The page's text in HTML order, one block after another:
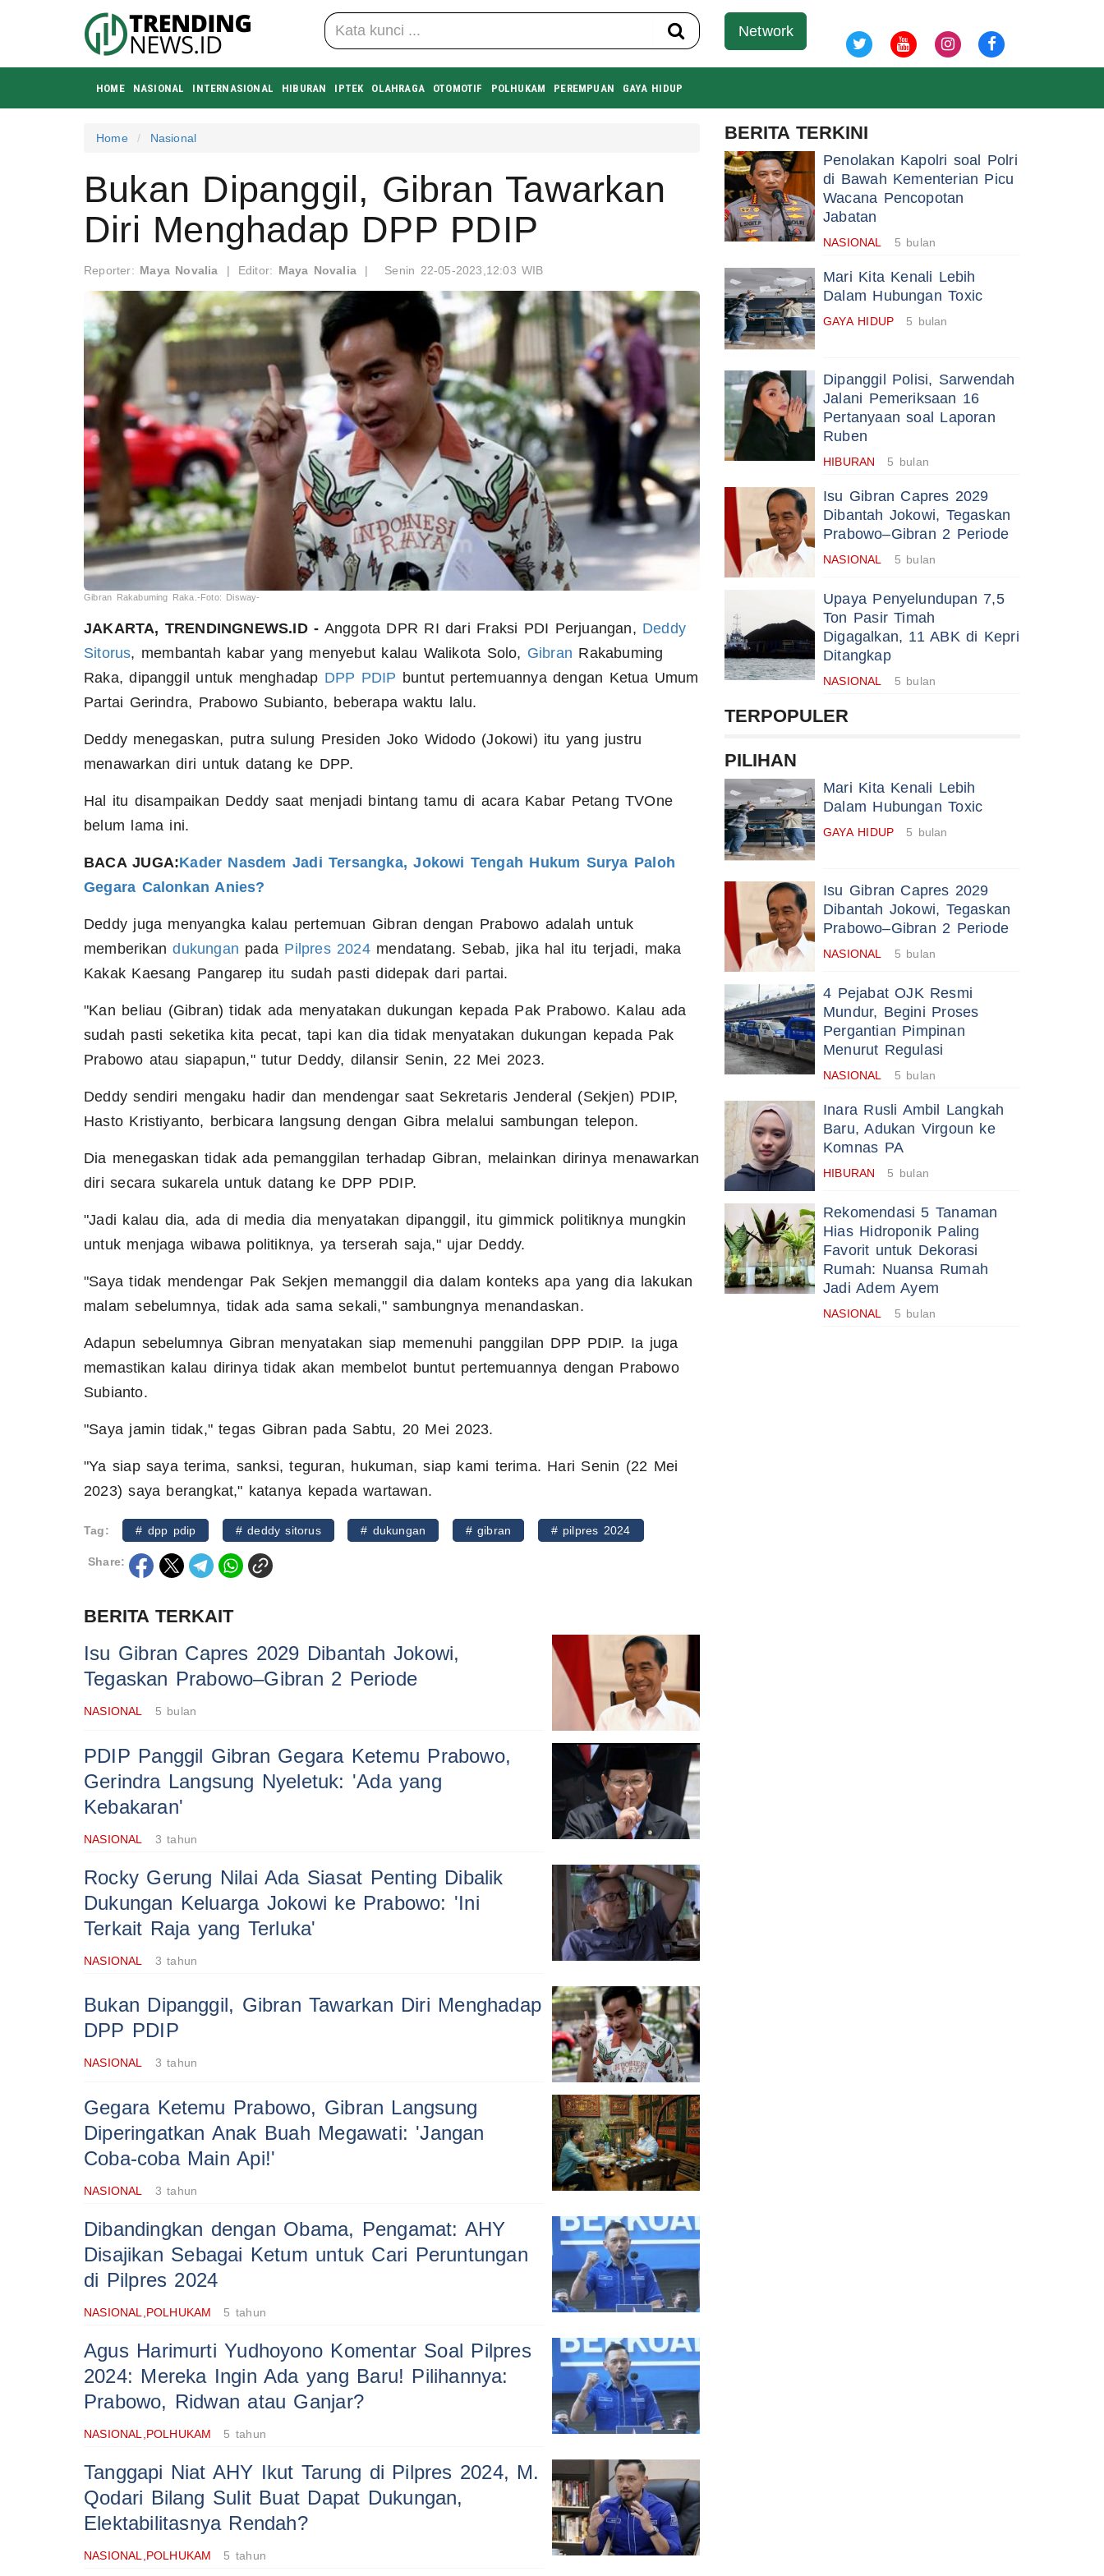
Network
HOME NASIONAL INTERNASIONAL HIBURAN IPTEK OLAHRAGA OTOMOTIF POLHUKAM PEREMPUAN GAYA HIDUP
Home Nasional
Bukan Dipanggil, Gibran Tawarkan
Diri Menghadap DPP PDIP
Reporter: Maya Novalia | Editor: Maya Novalia | Senin 22-05-2023,12:03 WIB
Gibran Rakabuming Raka.-Foto: Disway-
JAKARTA, TRENDINGNEWS.ID - Anggota DPR RI dari Fraksi PDI Perjuangan, Deddy
Sitorus, membantah kabar yang menyebut kalau Walikota Solo, Gibran Rakabuming
Raka, dipanggil untuk menghadap DPP PDIP buntut pertemuannya dengan Ketua Umum
Partai Gerindra, Prabowo Subianto, beberapa waktu lalu.
Deddy menegaskan, putra sulung Presiden Joko Widodo (Jokowi) itu yang justru
menawarkan diri untuk datang ke DPP.
Hal itu disampaikan Deddy saat menjadi bintang tamu di acara Kabar Petang TVOne
belum lama ini.
BACA JUGA:Kader Nasdem Jadi Tersangka, Jokowi Tengah Hukum Surya Paloh
Gegara Calonkan Anies?
Deddy juga menyangka kalau pertemuan Gibran dengan Prabowo adalah untuk
memberikandukungan pada Pilpres 2024mendatang. Sebab, jika hal itu terjadi, maka
Kakak Kaesang Pangarep itu sudah pasti didepak dari partai.
"Kan beliau (Gibran) tidak ada menyatakan dukungan kepada Pak Prabowo. Kalau ada
sudah pasti seketika kita pecat, tapi kan dia tidak menyatakan dukungan kepada Pak
Prabowo atau siapapun," tutur Deddy, dilansir Senin, 22 Mei 2023.
Deddy sendiri mengaku hadir dan mendengar saat Sekretaris Jenderal (Sekjen) PDIP,
Hasto Kristiyanto, berbicara langsung dengan Gibra melalui sambungan telepon.
Dia menegaskan tidak ada pemanggilan terhadap Gibran, melainkan dirinya menawarkan
diri secara sukarela untuk datang ke DPP PDIP.
"Jadi kalau dia, ada di media dia menyatakan dipanggil, itu gimmick politiknya mungkin
untuk menjaga wibawa politiknya, ya terserah saja," ujar Deddy.
"Saya tidak mendengar Pak Sekjen memanggil dia dalam konteks apa yang dia lakukan
malam sebelumnya, tidak ada sama sekali," sambungnya menandaskan.
Adapun sebelumnya Gibran menyatakan siap memenuhi panggilan DPP PDIP. Ia juga
memastikan kalau dirinya tidak akan membelot buntut pertemuannya dengan Prabowo
Subianto.
"Saya jamin tidak," tegas Gibran pada Sabtu, 20 Mei 2023.
"Ya siap saya terima, sanksi, teguran, hukuman, siap kami terima. Hari Senin (22 Mei
2023) saya berangkat," katanya kepada wartawan.
Tag: # dpp pdip # deddy sitorus # dukungan # gibran # pilpres 2024
Share:
BERITA TERKAIT
Isu Gibran Capres 2029 Dibantah Jokowi,
Tegaskan Prabowo–Gibran 2 Periode
NASIONAL 5 bulan
PDIP Panggil Gibran Gegara Ketemu Prabowo,
Gerindra Langsung Nyeletuk: 'Ada yang
Kebakaran'
NASIONAL 3 tahun
Rocky Gerung Nilai Ada Siasat Penting Dibalik
Dukungan Keluarga Jokowi ke Prabowo: 'Ini
Terkait Raja yang Terluka'
NASIONAL 3 tahun
Bukan Dipanggil, Gibran Tawarkan Diri Menghadap
DPP PDIP
NASIONAL 3 tahun
Gegara Ketemu Prabowo, Gibran Langsung
Diperingatkan Anak Buah Megawati: 'Jangan
Coba-coba Main Api!'
NASIONAL 3 tahun
Dibandingkan dengan Obama, Pengamat: AHY
Disajikan Sebagai Ketum untuk Cari Peruntungan
di Pilpres 2024
NASIONAL,POLHUKAM 5 tahun
Agus Harimurti Yudhoyono Komentar Soal Pilpres
2024: Mereka Ingin Ada yang Baru! Pilihannya:
Prabowo, Ridwan atau Ganjar?
NASIONAL,POLHUKAM 5 tahun
Tanggapi Niat AHY Ikut Tarung di Pilpres 2024, M.
Qodari Bilang Sulit Buat Dapat Dukungan,
Elektabilitasnya Rendah?
NASIONAL,POLHUKAM 5 tahun
BERITA TERKINI
Penolakan Kapolri soal Polri
di Bawah Kementerian Picu
Wacana Pencopotan
Jabatan
NASIONAL 5 bulan
Mari Kita Kenali Lebih
Dalam Hubungan Toxic
GAYA HIDUP 5 bulan
Dipanggil Polisi, Sarwendah
Jalani Pemeriksaan 16
Pertanyaan soal Laporan
Ruben
HIBURAN 5 bulan
Isu Gibran Capres 2029
Dibantah Jokowi, Tegaskan
Prabowo–Gibran 2 Periode
NASIONAL 5 bulan
Upaya Penyelundupan 7,5
Ton Pasir Timah
Digagalkan, 11 ABK di Kepri
Ditangkap
NASIONAL 5 bulan
TERPOPULER
PILIHAN
Mari Kita Kenali Lebih
Dalam Hubungan Toxic
GAYA HIDUP 5 bulan
Isu Gibran Capres 2029
Dibantah Jokowi, Tegaskan
Prabowo–Gibran 2 Periode
NASIONAL 5 bulan
4 Pejabat OJK Resmi
Mundur, Begini Proses
Pergantian Pimpinan
Menurut Regulasi
NASIONAL 5 bulan
Inara Rusli Ambil Langkah
Baru, Adukan Virgoun ke
Komnas PA
HIBURAN 5 bulan
Rekomendasi 5 Tanaman
Hias Hidroponik Paling
Favorit untuk Dekorasi
Rumah: Nuansa Rumah
Jadi Adem Ayem
NASIONAL 5 bulan